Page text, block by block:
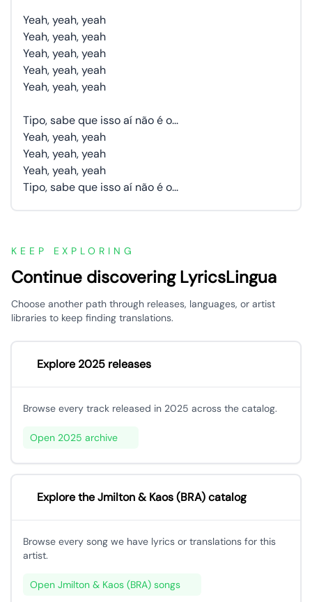
Yeah, yeah, yeah
Yeah, yeah, yeah
Yeah, yeah, yeah
Yeah, yeah, yeah
Yeah, yeah, yeah
Tipo, sabe que isso aí não é o...
Yeah, yeah, yeah
Yeah, yeah, yeah
Yeah, yeah, yeah
Tipo, sabe que isso aí não é o...
KEEP EXPLORING
Continue discovering LyricsLingua
Choose another path through releases, languages, or artist
libraries to keep finding translations.
Explore 2025 releases
Browse every track released in 2025 across the catalog.
Open 2025 archive
Explore the Jmilton & Kaos (BRA) catalog
Browse every song we have lyrics or translations for this
artist.
Open Jmilton & Kaos (BRA) songs